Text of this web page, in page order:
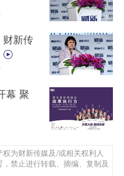
财新传
幕 聚
为财新传媒及/或相关权利人
禁止进行转载、摘编、复制及